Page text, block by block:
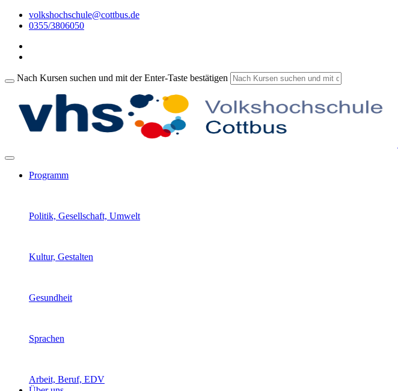
volkshochschule@cottbus.de
0355/3806050
Nach Kursen suchen und mit der Enter-Taste bestätigen
Programm
Politik, Gesellschaft, Umwelt
Kultur, Gestalten
Gesundheit
Sprachen
Arbeit, Beruf, EDV